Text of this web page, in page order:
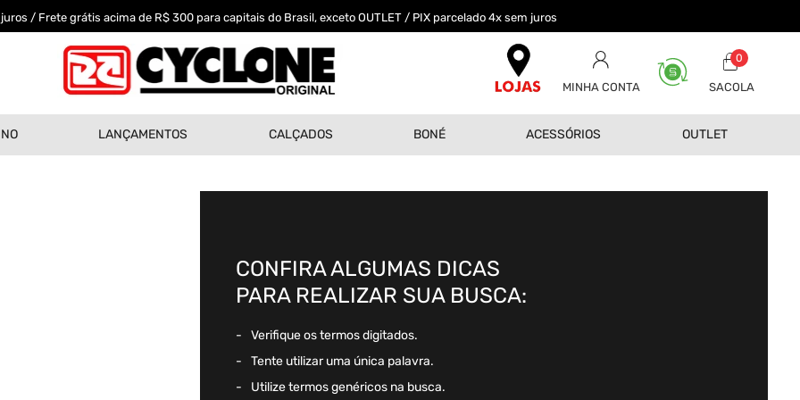
/ Frete grátis acima de R$ 300 para capitais do Brasil, exceto OUTLET / PIX parcelado 4x sem juros
MINHA CONTA
0
LANÇAMENTOS CALÇADOS BONÉ ACESSÓRIOS OUTLET
CONFIRA ALGUMAS DICAS
PARA REALIZAR SUA BUSCA:
Verifique os termos digitados.
Tente utilizar uma única palavra.
Utilize termos genéricos na busca.